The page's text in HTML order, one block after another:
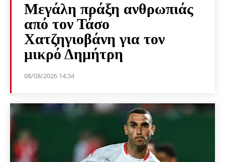
Μεγάλη πράξη ανθρωπιάς
από τον Τάσο
Χατζηγιοβάνη για τον
μικρό Δημήτρη
08/08/2026 14:34